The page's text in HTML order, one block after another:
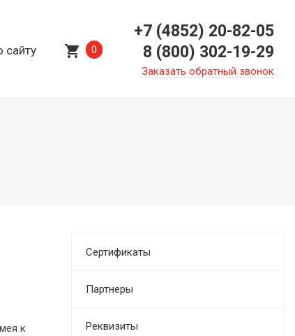
сайту shopping_cart 0
+7 (4852) 20-82-05
8 (800) 302-19-29
Заказать обратный звонок
к
Сертификаты
Партнеры
Реквизиты